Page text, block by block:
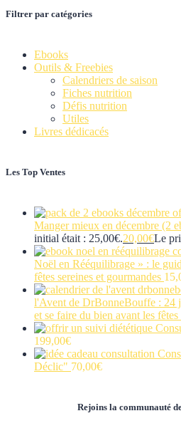
Filtrer par catégories
Ebooks
Outils & Freebies
Calendriers de saison
Fiches nutrition
Défis nutrition
Utiles
Livres dédicacés
Les Top Ventes
Manger mieux en décembre (2
initial était : 25,00€.20,00€Le
Noël en Rééquilibrage » : le
fêtes sereines et gourmandes
l'Avent de DrBonneBouffe : 24
et se faire du bien avant les fêtes
199,00€
Déclic" 70,00€
Rejoins la communauté